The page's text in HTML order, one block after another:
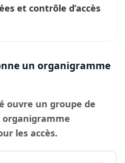
et contrôle d’accès
un organigramme
ouvre un groupe de
les accès.